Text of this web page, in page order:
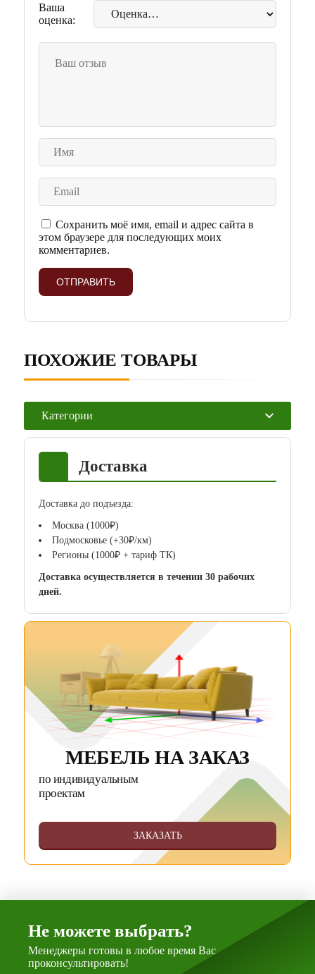
Категории
Доставка
Доставка до подъезда:
Москва (1000₽)
Подмосковье (+30₽/км)
Регионы (1000₽ + тариф ТК)
Доставка осуществляется в течении 30 рабочих
дней.
МЕБЕЛЬ НА ЗАКАЗ
по индивидуальным
проектам
ЗАКАЗАТЬ
Ваша
оценка:
Сохранить моё имя, email и адрес сайта в
этом браузере для последующих моих
комментариев.
ПОХОЖИЕ ТОВАРЫ
Не можете выбрать?
Менеджеры готовы в любое время Вас
проконсультировать!